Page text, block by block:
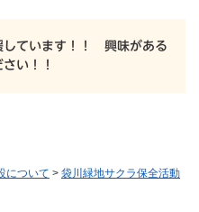
について > 袋川緑地サクラ保全活動
しています！！ 興味がある
い！！